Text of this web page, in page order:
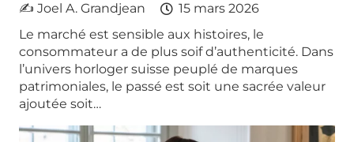
✍ Joel A. Grandjean
15 mars 2026
Le marché est sensible aux histoires, le
consommateur a de plus soif d’authenticité. Dans
l’univers horloger suisse peuplé de marques
patrimoniales, le passé est soit une sacrée valeur
ajoutée soit…